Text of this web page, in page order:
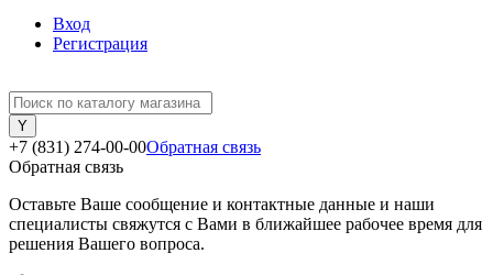
Вход
Регистрация
+7 (831) 274-00-00Обратная связь
Обратная связь
Оставьте Ваше сообщение и контактные данные и наши
специалисты свяжутся с Вами в ближайшее рабочее время для
решения Вашего вопроса.